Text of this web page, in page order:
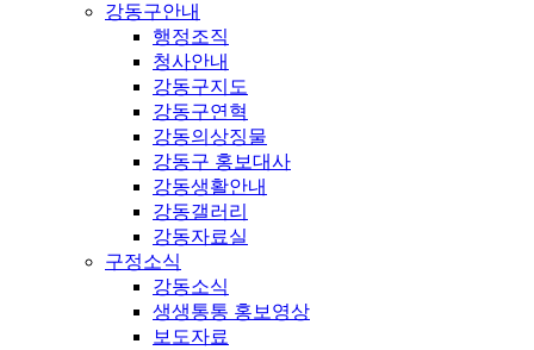
강동구안내
행정조직
청사안내
강동구지도
강동구연혁
강동의상징물
강동구 홍보대사
강동생활안내
강동갤러리
강동자료실
구정소식
강동소식
생생통통 홍보영상
보도자료